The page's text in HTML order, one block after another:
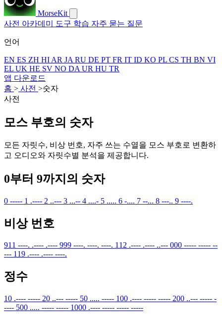
MorseKit
사전 아카데미 도구 학습 자주 묻는 질문
언어
EN ES ZH HI AR JA RU DE PT FR IT ID KO PL CS TH BN VI
EL UK HE SV NO DA UR HU TR
앱 다운로드
홈 > 사전 >숫자
사전
모스 부호의 숫자
모든 자릿수, 비상 번호, 자주 쓰는 수열을 모스 부호로 변환하
고 오디오와 자릿수별 분석을 제공합니다.
0부터 9까지의 숫자
0 ----- 1 .---- 2 ..--- 3 ...-- 4 ....- 5 ..... 6 -.... 7 --... 8 ---.. 9 ----.
비상 번호
911 ----. .---- .---- 999 ----. ----. ----. 112 .---- .---- ..--- 000 ----- ----- --
--- 119 .---- .---- ----.
정수
10 .---- ----- 20 ..--- ----- 50 ..... ----- 100 .---- ----- ----- 200 ..--- ----- -
---- 500 ..... ----- ----- 1000 .---- ----- ----- -----